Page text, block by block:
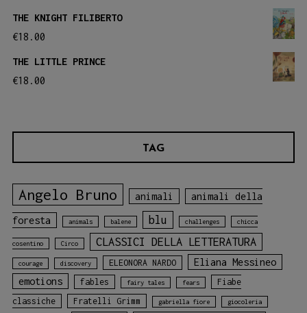
THE KNIGHT FILIBERTO
€18.00
THE LITTLE PRINCE
€18.00
TAG
Angelo Bruno animali animali della
foresta animals balene blu challenges chicca
cosentino Circo CLASSICI DELLA LETTERATURA
courage discovery ELEONORA NARDO
Eliana Messineo
emotions
fables fairy tales fears
Fiabe
classiche
Fratelli Grimm gabriella fiore giocoleria